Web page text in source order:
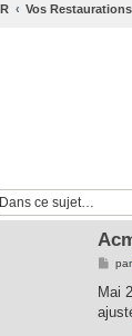
Vos Restaurations
M
s
a
par
Mai